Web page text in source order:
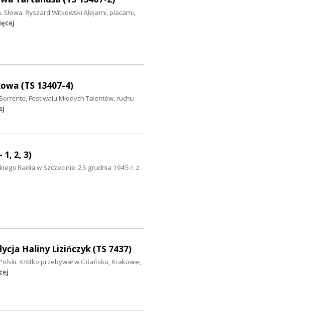
Ryszard Witkowski Alejami, placami,
(TS 13407-4)
Festiwalu Młodych Talentów, ruchu
1, 2, 3)
Radia w Szczecinie. 25 grudnia 1945 r. z
Haliny Lizińczyk (TS 7437)
Krótko przebywał w Gdańsku, Krakowie,